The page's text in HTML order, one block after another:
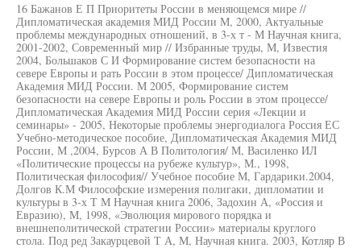
16 Бажанов Е П Приоритеты России в меняющемся мире //
Дипломатическая академия МИД России М, 2000, Актуальные
проблемы международных отношений, в 3-х т - М Научная книга,
2001-2002, Современный мир // Избранные труды, М, Известия
2004, Большаков С И Формирование систем безопасности на
севере Европы и рать России в этом процессе/ Дипломатическая
Академия МИД России. М 2005, Формирование систем
безопасности на севере Европы и роль России в этом процессе/
Дипломатическая Академия МИД России серия «Лекции и
семинары» - 2005, Некоторые проблемы энергодиалога Россия ЕС
Учебно-методическое пособие, Дипломатическая Академия МИД
России, М ,2004, Бурсов А В Политология/ М, Василенко ИЛ
«Политические процессы на рубеже культур», М., 1998,
Политическая философия// Учебное пособие М, Гардарики.2004,
Долгов К.М Философские измерения полигаки, дипломатии и
культуры в 3-х Т М Научная книга 2006, Задохин А, «Россия и
Евразию), М, 1998, «Эволюция мирового порядка и
внешнеполитической стратегии России» материалы круглого
стола. Под ред Закаурцевой Т А, М, Научная книга. 2003, Котляр В